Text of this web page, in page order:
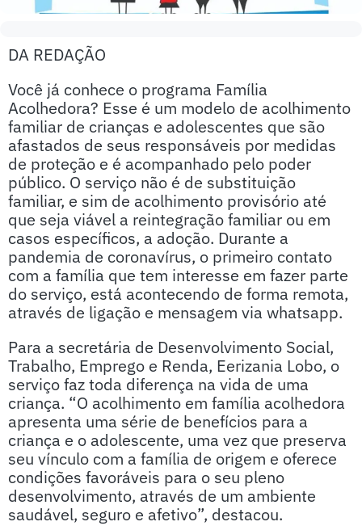
DA REDAÇÃO
Você já conhece o programa Família
Acolhedora? Esse é um modelo de acolhimento
familiar de crianças e adolescentes que são
afastados de seus responsáveis por medidas
de proteção e é acompanhado pelo poder
público. O serviço não é de substituição
familiar, e sim de acolhimento provisório até
que seja viável a reintegração familiar ou em
casos específicos, a adoção. Durante a
pandemia de coronavírus, o primeiro contato
com a família que tem interesse em fazer parte
do serviço, está acontecendo de forma remota,
através de ligação e mensagem via whatsapp.
Para a secretária de Desenvolvimento Social,
Trabalho, Emprego e Renda, Eerizania Lobo, o
serviço faz toda diferença na vida de uma
criança. “O acolhimento em família acolhedora
apresenta uma série de benefícios para a
criança e o adolescente, uma vez que preserva
seu vínculo com a família de origem e oferece
condições favoráveis para o seu pleno
desenvolvimento, através de um ambiente
saudável, seguro e afetivo”, destacou.